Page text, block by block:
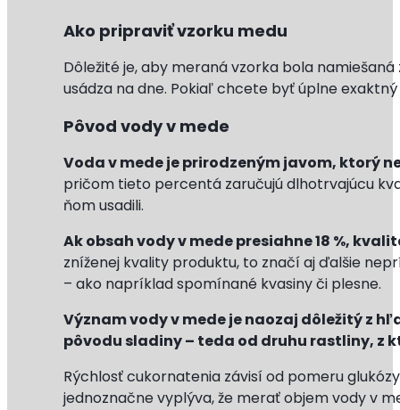
Ako pripraviť vzorku medu
Dôležité je, aby meraná vzorka bola
usádza na dne. Pokiaľ chcete byť úplne
Pôvod vody v mede
Voda v mede je prirodzeným javom, ktorý
pričom tieto percentá zaručujú dlhotrvajúcu
ňom usadili.
Ak obsah vody v mede presiahne 18 %,
zníženej kvality produktu, to značí aj ďalšie
– ako napríklad spomínané kvasiny či plesne.
Význam vody v mede je naozaj dôležitý z
pôvodu sladiny – teda od druhu rastliny, z
Rýchlosť cukornatenia závisí od pomeru
jednoznačne vyplýva, že merať objem vody v